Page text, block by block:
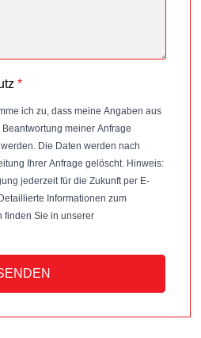
*
ich zu, dass meine Angaben aus
meiner Anfrage
Die Daten werden nach
Ihrer Anfrage gelöscht. Hinweis:
jederzeit für die Zukunft per E-
Informationen zum
finden Sie in unserer